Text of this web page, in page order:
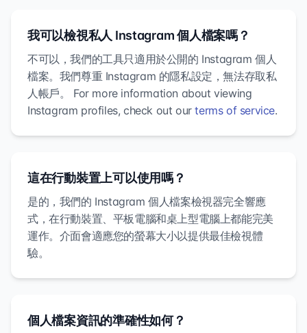
我可以檢視私人 Instagram 個人檔案嗎？
不可以，我們的工具只適用於公開的 Instagram 個人
檔案。我們尊重 Instagram 的隱私設定，無法存取私
人帳戶。 For more information about viewing
Instagram profiles, check out ourterms of service.
這在行動裝置上可以使用嗎？
是的，我們的 Instagram 個人檔案檢視器完全響應
式，在行動裝置、平板電腦和桌上型電腦上都能完美
運作。介面會適應您的螢幕大小以提供最佳檢視體
驗。
個人檔案資訊的準確性如何？